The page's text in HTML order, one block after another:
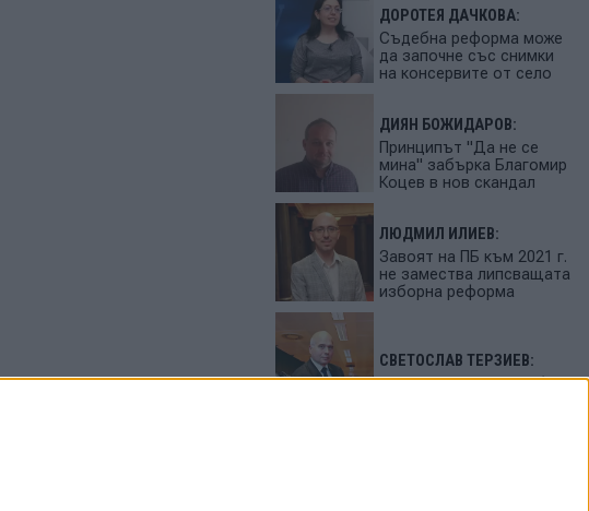
ДОРОТЕЯ ДАЧКОВА:
Съдебна реформа може
да започне със снимки
на консервите от село
ДИЯН БОЖИДАРОВ:
Принципът "Да не се
мина" забърка Благомир
Коцев в нов скандал
ЛЮДМИЛ ИЛИЕВ:
Завоят на ПБ към 2021 г.
не замества липсващата
изборна реформа
СВЕТОСЛАВ ТЕРЗИЕВ:
България сама си избра